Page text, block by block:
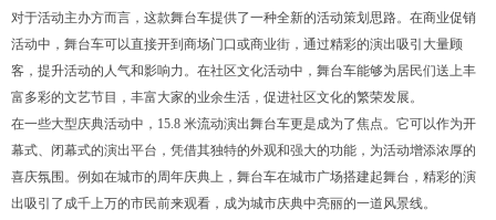
对于活动主办方而言，这款舞台车提供了一种全新的活动策划思路。在商业促销
活动中，舞台车可以直接开到商场门口或商业街，通过精彩的演出吸引大量顾
客，提升活动的人气和影响力。在社区文化活动中，舞台车能够为居民们送上丰
富多彩的文艺节目，丰富大家的业余生活，促进社区文化的繁荣发展。
在一些大型庆典活动中，15.8 米流动演出舞台车更是成为了焦点。它可以作为开
幕式、闭幕式的演出平台，凭借其独特的外观和强大的功能，为活动增添浓厚的
喜庆氛围。例如在城市的周年庆典上，舞台车在城市广场搭建起舞台，精彩的演
出吸引了成千上万的市民前来观看，成为城市庆典中亮丽的一道风景线。